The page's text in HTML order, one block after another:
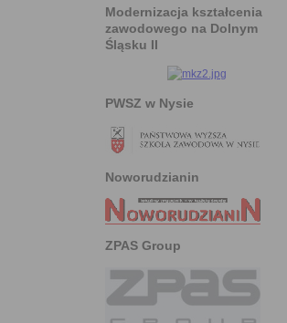
Modernizacja kształcenia
zawodowego na Dolnym
Śląsku II
PWSZ w Nysie
Noworudzianin
ZPAS Group